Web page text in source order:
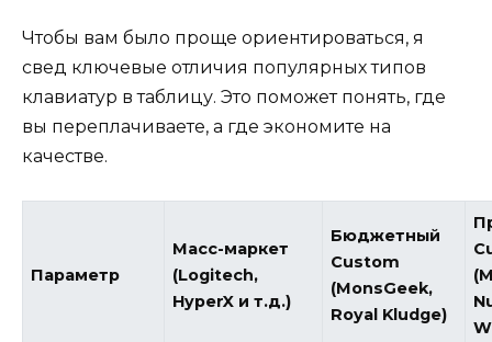
Чтобы вам было проще ориентироваться, я
свед ключевые отличия популярных типов
клавиатур в таблицу. Это поможет понять, где
вы переплачиваете, а где экономите на
качестве.
Параметр
Масс-маркет
(Logitech,
HyperX и т.д.)
Бюджетный
Custom
(MonsGeek,
Royal Kludge)